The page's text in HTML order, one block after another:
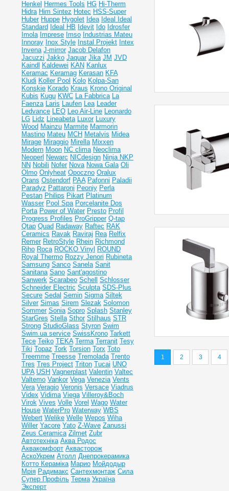
1 2 3 4
Henkel Hermes Tools HG Hi-Therm
Hidra Him Sintez Hotec HSS-Super
Huber Huppe Hygolet Idea Ideal
Ideal
Standard Ideal НВ Idevit Ido Idrosfer
Imola Imprese Imso Industrias Mateu
Innoray Inox Style Instal Projekt Intex
Invena J-mirror Jacob Delafon
Jacuzzi Jakko Jaquar Jika JM JVD
Kaindl
Kaldewei KAN Kanlux
Keramac Keramag Kerasan KFA
Kludi Koller Pool Kolo Kolpa-San
Konskie Korado Kraus Krono Original
Kubis Kugu KWC La Fabbrica La
Faenza Laris Laufen Lea Leader
Ledvance LEO Leo Air-Line Leonardo
LG Lidz Lineabeta Luxor Luxury
Wood Mainzu Marmite Marmorin
Mastino Mateu MCH Metalvis Midea
Mirage Miraggio Mirella Mixxen
Modern Moon NC clima Neoclima
Neoperl Newarc NICdesign Ninja NKP
NN Nobili Nofer Nova Nowa Gala Oli
Olmo Onlyheat Opoczno Oralux
Orans Ostendorf PAA Pafonni Paladii
Paradyz Pattaroni Peoniy Perla
Pestan Philips Pikart Platinum
Wasser Pool Spa Porcelanite Dos
Porta Power of Water Presto Profil
Progress Profiles ProGripper Q-tap
Qtap Quad Radaway Raftec RAK
Ceramics Ravak Raviraj Rea Relfix
Remer RetroStyle Rhein Richmond
Riho Roca ROCKO Vinyl ROUND
Royal Thermo Rozzy Jenori Rubineta
Samsung Sanco Sanela Sanit
Sanitana Sano Sant'agostino
Sanwerk Scarabeo Schell
Schlosser
Schneider Electric Sculpta SDS-Plus
Secure Sedal Semin Sigma Siltek
Silver Simas Sirem Slezak Solomon
Sommer Sonia Sopro Splash Stanley
StarGres Stella Sthor Stilhaus STR
Strong StudioGlass Styron Swim
Swim.ua service SwissKrono Tarkett
Tece Teiko TEKA Terma Terranit Tesy
Tiki Topaz Tork Torsion Torx Toto
Treemme Treesse Tremolada Trento
Tres Tres Project Triton Tucai UNO
UPA USH Vagnerplast Valentin Valtec
Valtemo Vankor Vega Venezia Vents
Vera Veragio Veronis Versace Viadrus
Videx Vidima Viega Villeroy&Boch
Virok Vives Volle Vorel Wago Water
House WaterPro Waterway WBS
Webert Welike Welle Wepos Wiha
Willer Yacore Yato Z-Wave Zanussi
Zeus Ceramica Zilmet Zubr
Автотехніка Аква Родос
Аквакомфорт Аквасторож
АскоУкрем Атолл Днепрокерамика
Котто Кераміка Марио Мойдодыр
Мрія Радимакс Сантехмонтаж Сила
Супер Профіль Терма Україна
Эксперт